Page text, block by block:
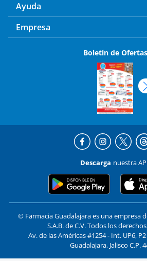
Ayuda
Empresa
Boletín de Ofertas
Descarga nuestra
© Farmacia Guadalajara es una empresa
S.A.B. de C.V. Todos los
Av. de las Américas #1254 - Int. UP6,
Guadalajara, Jalisco C.P.